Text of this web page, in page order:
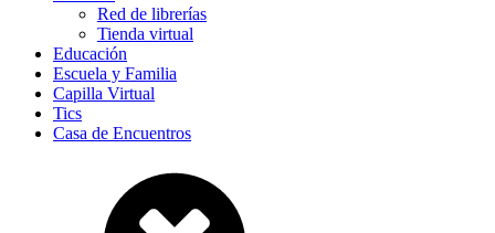
Red de librerías
Tienda virtual
Educación
Escuela y Familia
Capilla Virtual
Tics
Casa de Encuentros